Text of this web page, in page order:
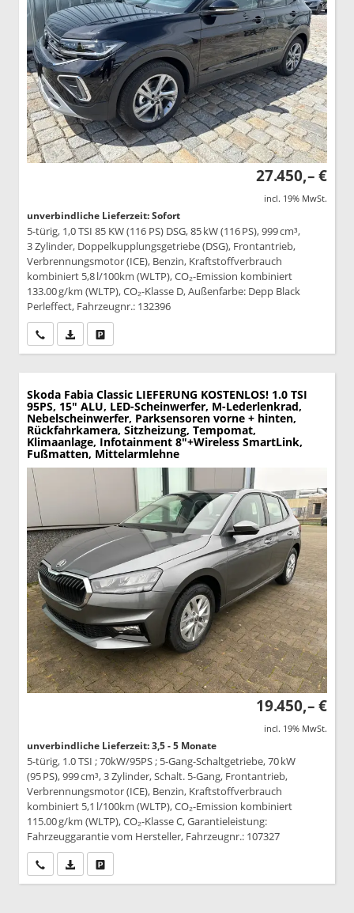
27.450,– €
incl. 19% MwSt.
unverbindliche Lieferzeit: Sofort
5-türig, 1,0 TSI 85 KW (116 PS) DSG, 85 kW (116 PS), 999 cm³,
3 Zylinder, Doppelkupplungsgetriebe (DSG), Frontantrieb,
Verbrennungsmotor (ICE), Benzin, Kraftstoffverbrauch
kombiniert 5,8 l/100km (WLTP), CO₂-Emission kombiniert
133.00 g/km (WLTP), CO₂-Klasse D, Außenfarbe: Depp Black
Perleffect, Fahrzeugnr.: 132396
Wir rufen Sie anPDF-Datei, Fahrzeugexposé drucken
Skoda Fabia Classic LIEFERUNG KOSTENLOS! 1.0 TSI
95PS, 15" ALU, LED-Scheinwerfer, M-Lederlenkrad,
Nebelscheinwerfer, Parksensoren vorne + hinten,
Rückfahrkamera, Sitzheizung, Tempomat,
Klimaanlage, Infotainment 8"+Wireless SmartLink,
Fußmatten, Mittelarmlehne
19.450,– €
incl. 19% MwSt.
unverbindliche Lieferzeit: 3,5 - 5 Monate
5-türig, 1.0 TSI ; 70kW/95PS ; 5-Gang-Schaltgetriebe, 70 kW
(95 PS), 999 cm³, 3 Zylinder, Schalt. 5-Gang, Frontantrieb,
Verbrennungsmotor (ICE), Benzin, Kraftstoffverbrauch
kombiniert 5,1 l/100km (WLTP), CO₂-Emission kombiniert
115.00 g/km (WLTP), CO₂-Klasse C, Garantieleistung:
Fahrzeuggarantie vom Hersteller, Fahrzeugnr.: 107327
Wir rufen Sie anPDF-Datei, Fahrzeugexposé drucken